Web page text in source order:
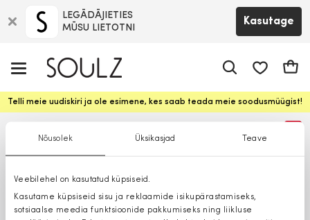
Nõusolek Üksikasjad Teave
Veebilehel on kasutatud küpsiseid.
Kasutame küpsiseid sisu ja reklaamide isikupärastamiseks,
sotsiaalse meedia funktsioonide pakkumiseks ning liikluse
LEGĀDĀJIETIES
MŪSU LIETOTNI
Kasutage
Telli meie uudiskiri ja ole esimene, kes saab teada meie soodusmüügist!